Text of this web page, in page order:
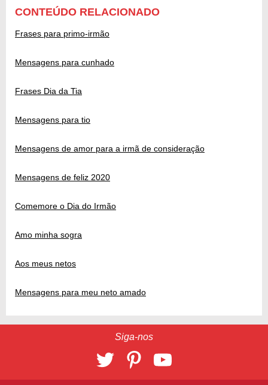
CONTEÚDO RELACIONADO
Frases para primo-irmão
Mensagens para cunhado
Frases Dia da Tia
Mensagens para tio
Mensagens de amor para a irmã de consideração
Mensagens de feliz 2020
Comemore o Dia do Irmão
Amo minha sogra
Aos meus netos
Mensagens para meu neto amado
Siga-nos